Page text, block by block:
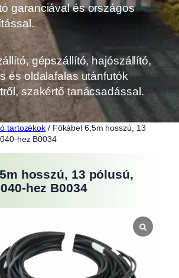
garanciával és országos
gépszállító, hajószállító,
és oldalafalas utánfutók
szakértő tanácsadással.
tartozékok / Főkábel 6,5m hosszú, 13
hez B0034
hosszú, 13 pólusú,
hez B0034